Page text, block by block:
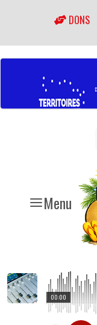
DONS
Menu
00:00